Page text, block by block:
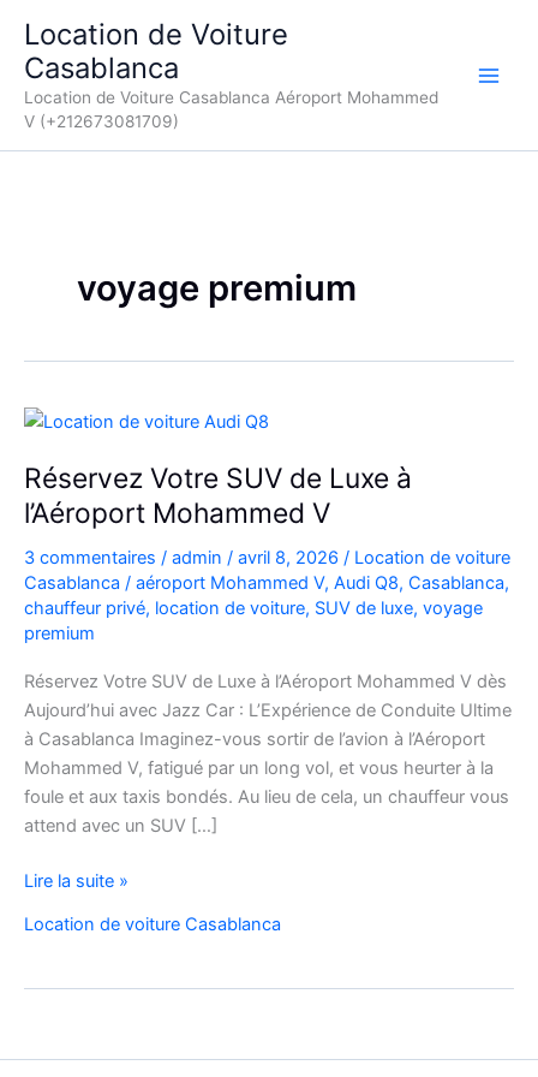
contenu
Location de Voiture
Casablanca
Location de Voiture Casablanca Aéroport Mohammed
V (+212673081709)
voyage premium
Réservez Votre SUV de Luxe à
l’Aéroport Mohammed V
3 commentaires / admin / avril 8, 2026 / Location de voiture
Casablanca / aéroport Mohammed V, Audi Q8, Casablanca,
chauffeur privé, location de voiture, SUV de luxe, voyage
premium
Réservez Votre SUV de Luxe à l’Aéroport Mohammed V dès
Aujourd’hui avec Jazz Car : L’Expérience de Conduite Ultime
à Casablanca Imaginez-vous sortir de l’avion à l’Aéroport
Mohammed V, fatigué par un long vol, et vous heurter à la
foule et aux taxis bondés. Au lieu de cela, un chauffeur vous
attend avec un SUV […]
Réservez
SUV
Luxe
Lire la suite »
Location de voiture Casablanca